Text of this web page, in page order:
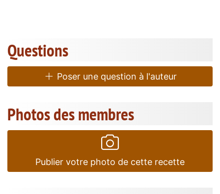
Questions
Poser une question à l'auteur
Photos des membres
Publier votre photo de cette recette